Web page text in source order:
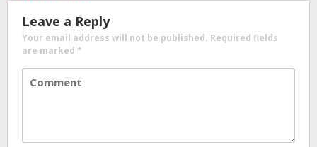
Leave a Reply
Your email address will not be published. Required fields
are marked *